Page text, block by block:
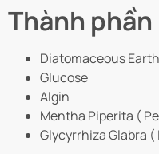
Thành phần
Diatomaceous Earth
Glucose
Algin
Mentha Piperita (
Glycyrrhiza Glabra